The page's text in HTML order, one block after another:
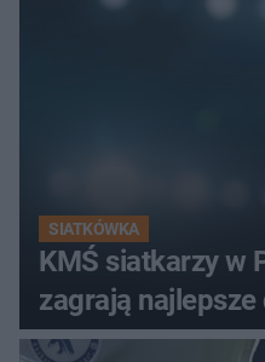
SIATKÓWKA
KMŚ siatkarzy w
zagrają najlepsze